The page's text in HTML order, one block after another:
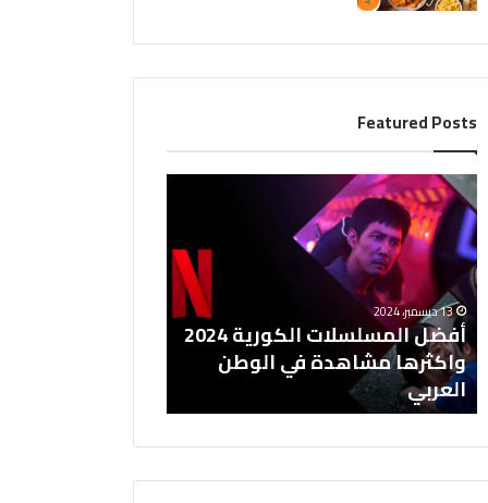
Featured Posts
أ
ف
ض
ل
ا
ل
م
س
ل
س
ل
ا
ت
ا
13 ديسمبر، 2024
أفضل المسلسلات الكورية 2024
واكثرها مشاهدة في الوطن
العربي